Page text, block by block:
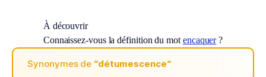
À découvrir
Connaissez-vous la définition du mot encaquer?
Synonymes de “détumescence“